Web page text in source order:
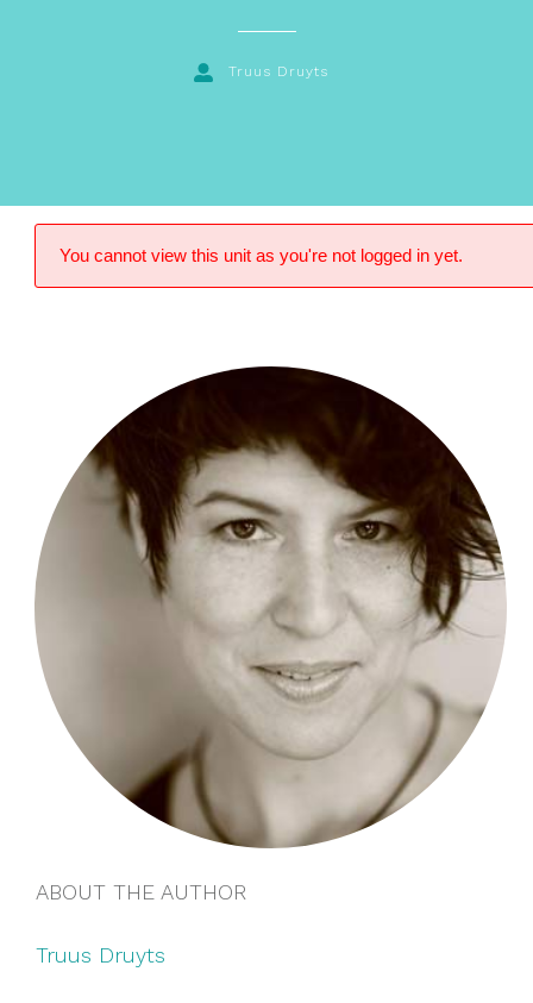
Truus Druyts
You cannot view this unit as you're not logged in yet.
ABOUT THE AUTHOR
Truus Druyts